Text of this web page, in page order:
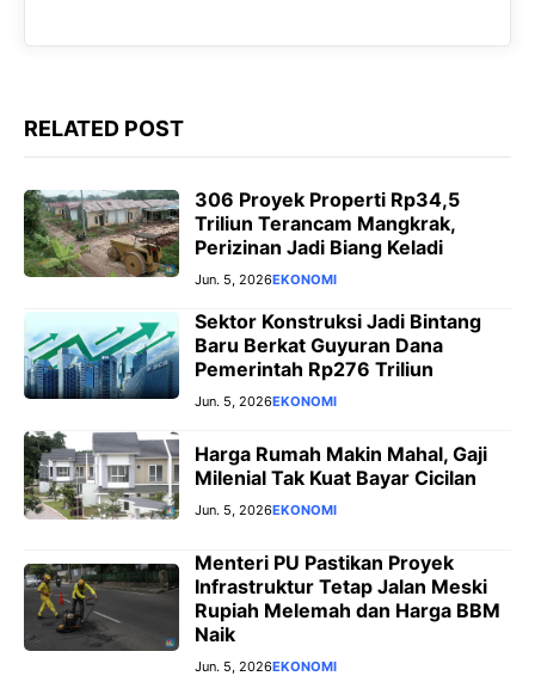
RELATED POST
306 Proyek Properti Rp34,5
Triliun Terancam Mangkrak,
Perizinan Jadi Biang Keladi
Jun. 5, 2026EKONOMI
Sektor Konstruksi Jadi Bintang
Baru Berkat Guyuran Dana
Pemerintah Rp276 Triliun
Jun. 5, 2026EKONOMI
Harga Rumah Makin Mahal, Gaji
Milenial Tak Kuat Bayar Cicilan
Jun. 5, 2026EKONOMI
Menteri PU Pastikan Proyek
Infrastruktur Tetap Jalan Meski
Rupiah Melemah dan Harga BBM
Naik
Jun. 5, 2026EKONOMI